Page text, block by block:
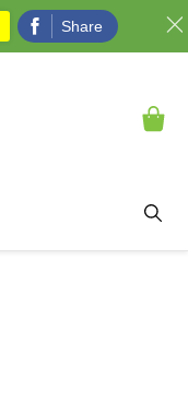
Share